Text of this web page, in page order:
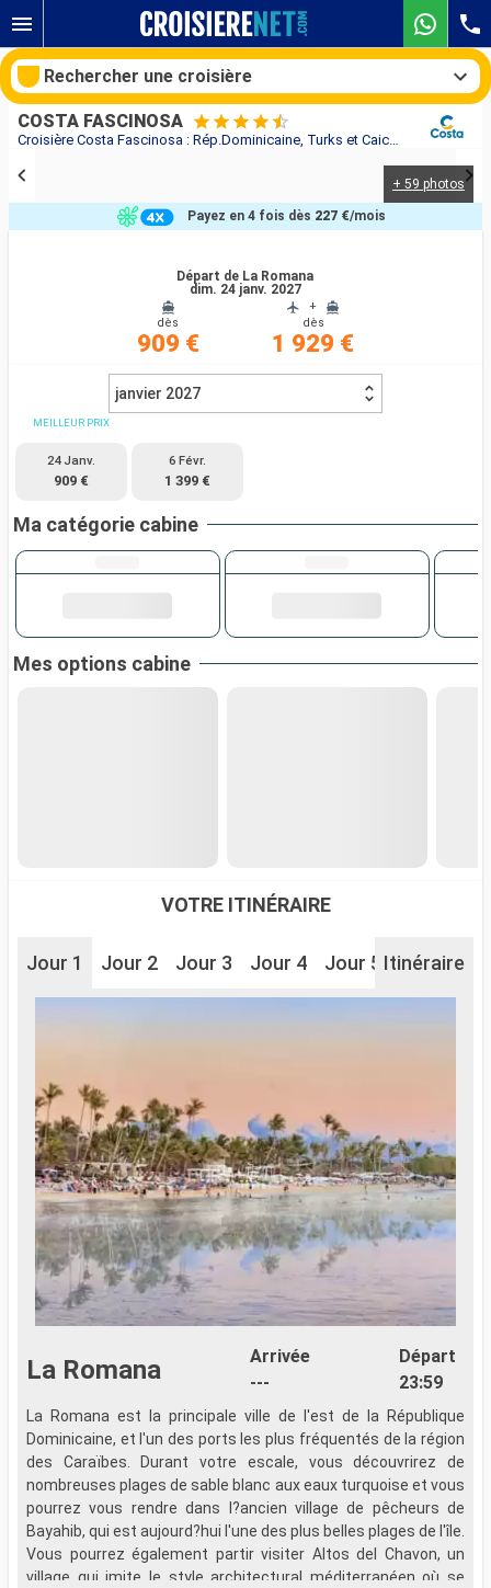
Croisière Costa Fascinosa : Rép.Dominicaine, Turks et Caicos, Antilles, Iles Vierges au départ de La Romana
COSTA FASCINOSA
+ 59 photos
Départ de La Romana
dim. 24 janv. 2027
dès
909 €
+
dès
1 929 €
Payez en 4 fois dès 227 €/mois
janvier 2027
MEILLEUR PRIX
24 Janv.
909 €
6 Févr.
1 399 €
Ma catégorie cabine
Mes options cabine
VOTRE ITINÉRAIRE
Jour 1 Jour 2 Jour 3 Jour 4 Jour 5 Jour 6
Itinéraire
La Romana
Arrivée
---
Départ
23:59
La Romana est la principale ville de l'est de la République
Dominicaine, et l'un des ports les plus fréquentés de la région
des Caraïbes. Durant votre escale, vous découvrirez de
nombreuses plages de sable blanc aux eaux turquoise et vous
pourrez vous rendre dans l?ancien village de pêcheurs de
Bayahib, qui est aujourd?hui l'une des plus belles plages de l'île.
Vous pourrez également partir visiter Altos del Chavon, un
village qui imite le style architectural méditerranéen où se
Rechercher une croisière
Compagnies
Rechercher